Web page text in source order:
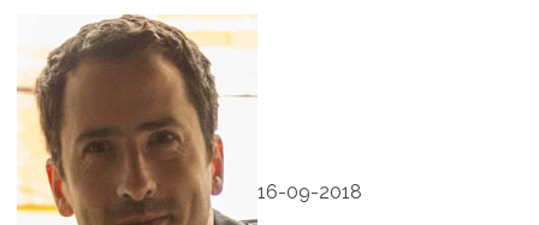
16-09-2018